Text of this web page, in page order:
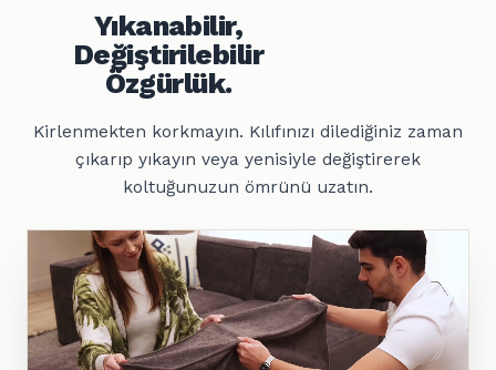
Yıkanabilir,
Değiştirilebilir
Özgürlük.
Kirlenmekten korkmayın. Kılıfınızı dilediğiniz zaman
çıkarıp yıkayın veya yenisiyle değiştirerek
koltuğunuzun ömrünü uzatın.